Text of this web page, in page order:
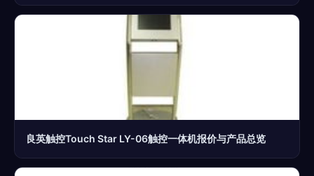
良英触控Touch Star LY-06触控一体机报价与产品总览